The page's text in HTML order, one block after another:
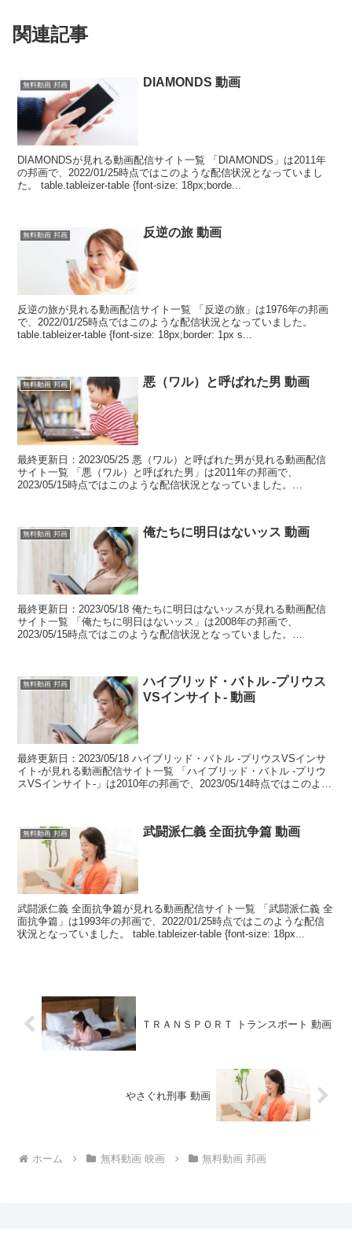
関連記事
無料動画 邦画 DIAMONDS 動画
DIAMONDSが見れる動画配信サイト一覧 「DIAMONDS」は2011年
の邦画で、2022/01/25時点ではこのような配信状況となっていまし
た。 table.tableizer-table {font-size: 18px;borde...
無料動画 邦画 反逆の旅 動画
反逆の旅が見れる動画配信サイト一覧 「反逆の旅」は1976年の邦画
で、2022/01/25時点ではこのような配信状況となっていました。
table.tableizer-table {font-size: 18px;border: 1px s...
無料動画 邦画 悪（ワル）と呼ばれた男 動画
最終更新日：2023/05/25 悪（ワル）と呼ばれた男が見れる動画配信
サイト一覧 「悪（ワル）と呼ばれた男」は2011年の邦画で、
2023/05/15時点ではこのような配信状況となっていました。
無料動画 邦画 俺たちに明日はないッス 動画
最終更新日：2023/05/18 俺たちに明日はないッスが見れる動画配信
サイト一覧 「俺たちに明日はないッス」は2008年の邦画で、
2023/05/15時点ではこのような配信状況となっていました。
無料動画 邦画
ハイブリッド・バトル -プリウス
VSインサイト- 動画
最終更新日：2023/05/18 ハイブリッド・バトル -プリウスVSインサ
イト-が見れる動画配信サイト一覧 「ハイブリッド・バトル -プリウ
スVSインサイト-」は2010年の邦画で、2023/05/14時点ではこのよう
無料動画 邦画 武闘派仁義 全面抗争篇 動画
武闘派仁義 全面抗争篇が見れる動画配信サイト一覧 「武闘派仁義 全
面抗争篇」は1993年の邦画で、2022/01/25時点ではこのような配信
状況となっていました。 table.tableizer-table {font-size: 18px...
ＴＲＡＮＳＰＯＲＴ トランスポート 動画
やさぐれ刑事 動画
ホーム 無料動画 映画 無料動画 邦画